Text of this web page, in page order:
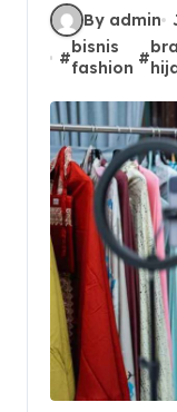
By admin
#
bisnis
fashion
#